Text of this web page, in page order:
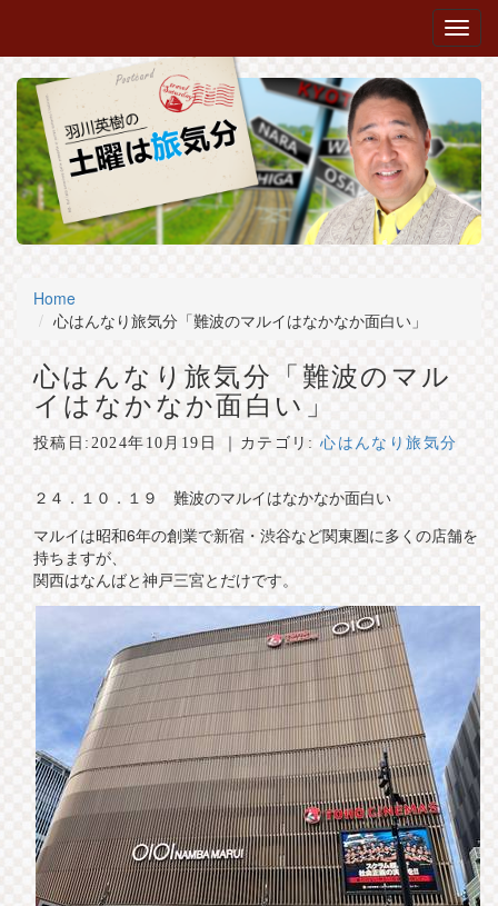
Home
心はんなり旅気分「難波のマルイはなかなか面白い」
心はんなり旅気分「難波のマル
イはなかなか面白い」
投稿日: 2024年10月19日 ｜カテゴリ:心はんなり旅気分
２４．１０．１９ 難波のマルイはなかなか面白い
マルイは昭和6年の創業で新宿・渋谷など関東圏に多くの店舗を
持ちますが、
関西はなんばと神戸三宮とだけです。